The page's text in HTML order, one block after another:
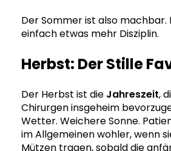
Der Sommer ist also machbar.
einfach etwas mehr Disziplin.
Herbst: Der Stille
Der Herbst ist die Jahreszeit,
Chirurgen insgeheim
Wetter. Weichere Sonne.
im Allgemeinen wohler, wenn
Mützen tragen, sobald die